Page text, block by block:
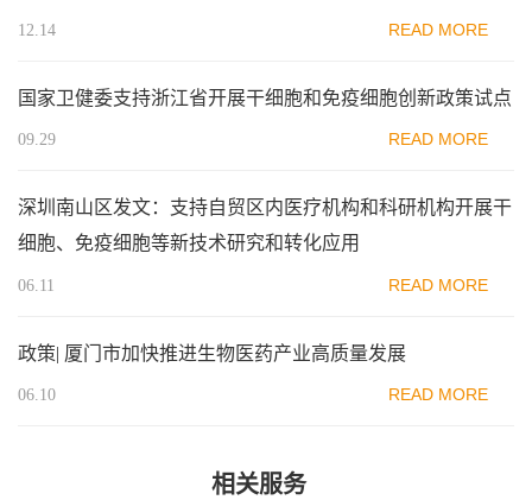
12.14 READ MORE
国家卫健委支持浙江省开展干细胞和免疫细胞创新政策试点
09.29 READ MORE
深圳南山区发文：支持自贸区内医疗机构和科研机构开展干
细胞、免疫细胞等新技术研究和转化应用
06.11 READ MORE
政策| 厦门市加快推进生物医药产业高质量发展
06.10 READ MORE
相关服务